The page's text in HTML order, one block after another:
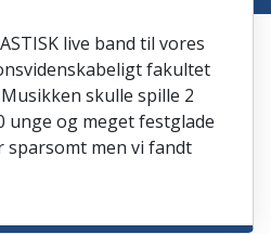
live band til vores
fakultet
skulle spille 2
og meget festglade
men vi fandt